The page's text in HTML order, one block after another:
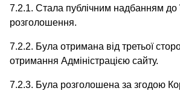
7.2.1. Стала публічним надбанням до
розголошення.
7.2.2. Була отримана від третьої
отримання Адміністрацією сайту.
7.2.3. Була розголошена за згодою